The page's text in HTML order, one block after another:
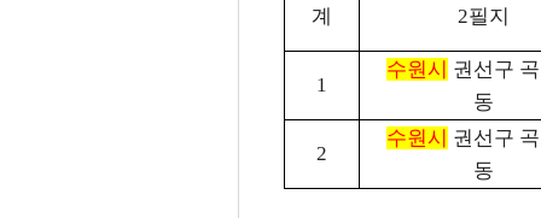
계 2필지
1
수원시 권선구
동
2
수원시 권선구
동